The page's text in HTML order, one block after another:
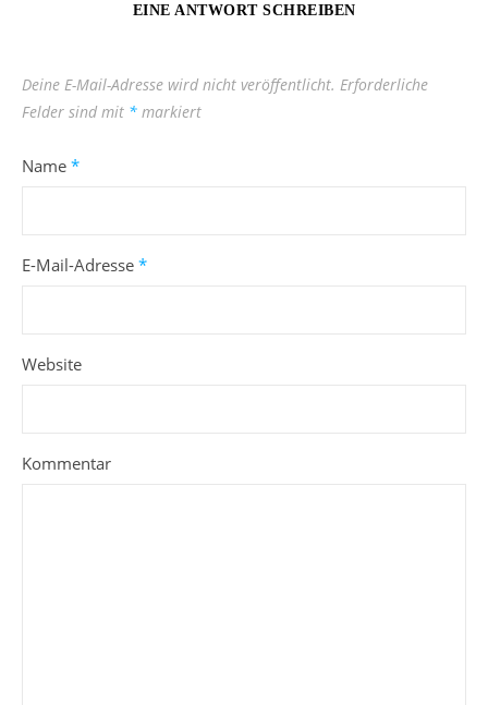
EINE ANTWORT SCHREIBEN
Deine E-Mail-Adresse wird nicht veröffentlicht. Erforderliche
Felder sind mit * markiert
Name *
E-Mail-Adresse *
Website
Kommentar